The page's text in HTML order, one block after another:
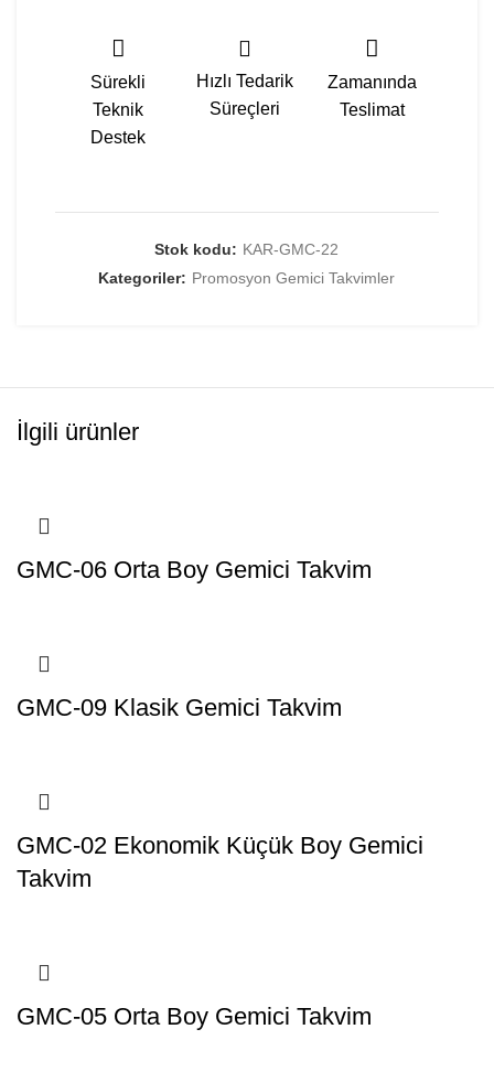
Sürekli
Teknik
Destek
Hızlı Tedarik
Süreçleri
Zamanında
Teslimat
Stok kodu: KAR-GMC-22
Kategoriler: Promosyon Gemici Takvimler
İlgili ürünler
GMC-06 Orta Boy Gemici Takvim
GMC-09 Klasik Gemici Takvim
GMC-02 Ekonomik Küçük Boy Gemici
Takvim
GMC-05 Orta Boy Gemici Takvim